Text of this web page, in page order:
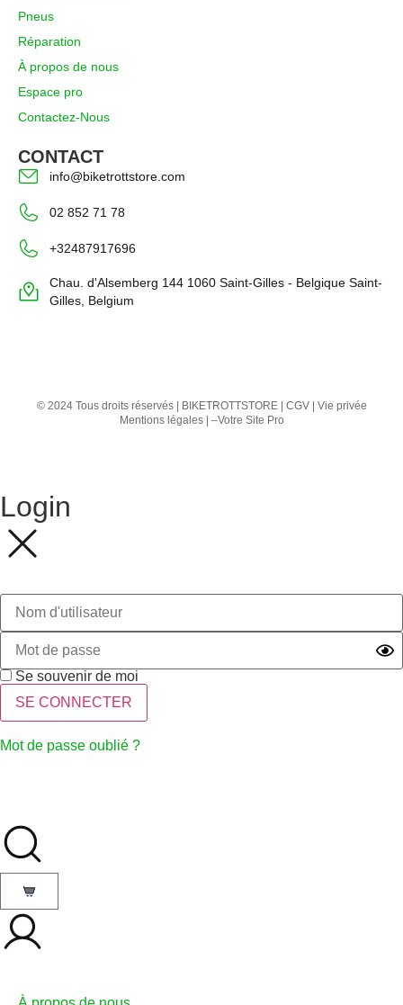
Pneus
Réparation
À propos de nous
Espace pro
Contactez-Nous
CONTACT
info@biketrottstore.com
02 852 71 78
+32487917696
Chau. d'Alsemberg 144 1060 Saint-Gilles - Belgique Saint-
Gilles, Belgium
© 2024 Tous droits réservés | BIKETROTTSTORE | CGV| Vie privée
Mentions légales| –Votre Site Pro
Login
Se souvenir de moi
Mot de passe oublié ?